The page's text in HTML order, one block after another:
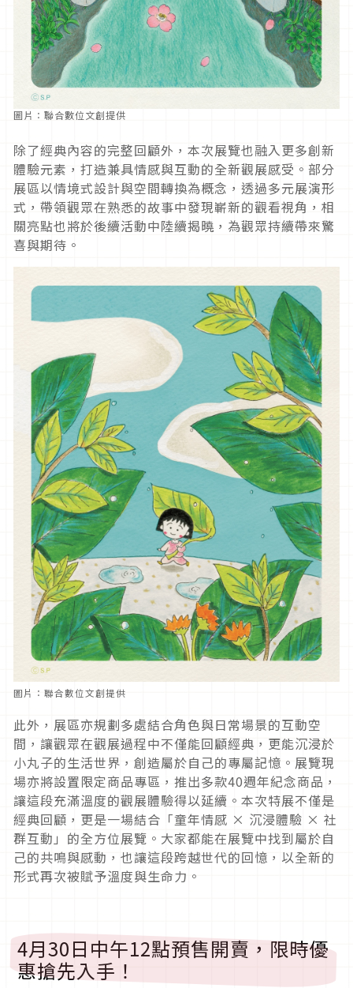
圖片：聯合數位文創提供
除了經典內容的完整回顧外，本次展覽也融入更多創新
體驗元素，打造兼具情感與互動的全新觀展感受。部分
展區以情境式設計與空間轉換為概念，透過多元展演形
式，帶領觀眾在熟悉的故事中發現嶄新的觀看視角，相
關亮點也將於後續活動中陸續揭曉，為觀眾持續帶來驚
喜與期待。
圖片：聯合數位文創提供
此外，展區亦規劃多處結合角色與日常場景的互動空
間，讓觀眾在觀展過程中不僅能回顧經典，更能沉浸於
小丸子的生活世界，創造屬於自己的專屬記憶。展覽現
場亦將設置限定商品專區，推出多款40週年紀念商品，
讓這段充滿溫度的觀展體驗得以延續。本次特展不僅是
經典回顧，更是一場結合「童年情感 × 沉浸體驗 × 社
群互動」的全方位展覽。大家都能在展覽中找到屬於自
己的共鳴與感動，也讓這段跨越世代的回憶，以全新的
形式再次被賦予溫度與生命力。
4月30日中午12點預售開賣，限時優
惠搶先入手！